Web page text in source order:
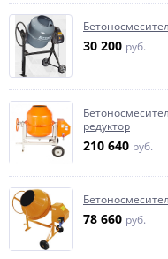
30 200 руб.
редуктор
210 640 руб.
78 660 руб.